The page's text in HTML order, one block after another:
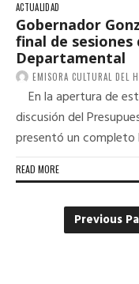
ACTUALIDAD
Gobernador
final de sesiones
Departamental
EMISORA CULTURAL DEL
En la apertura de
discusión del
presentó un completo
READ MORE
Previous